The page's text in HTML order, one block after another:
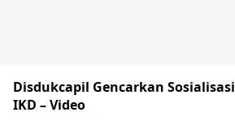
Disdukcapil Gencarkan Sosialisasi
IKD – Video